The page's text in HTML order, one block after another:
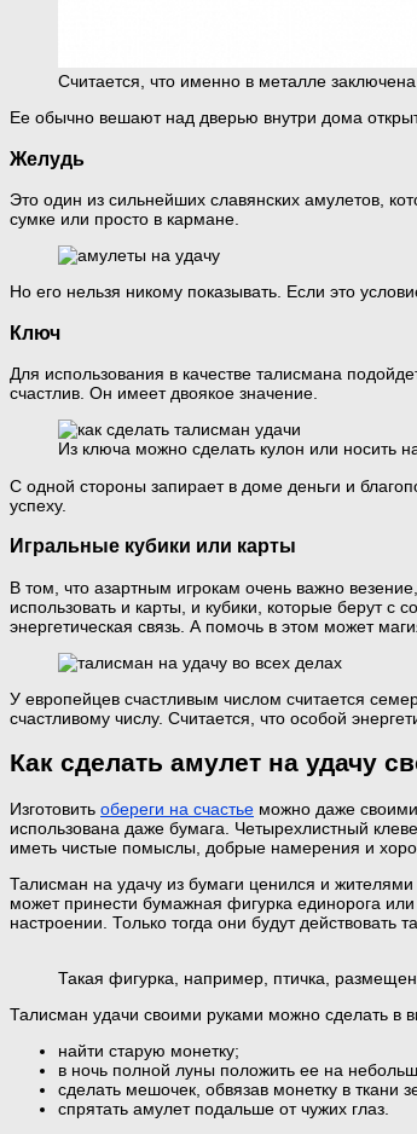
Считается, что именно в металле
Ее обычно вешают над дверью внутри дома
Желудь
Это один из сильнейших славянских амулетов,
сумке или просто в кармане.
Но его нельзя никому показывать. Если это
Ключ
Для использования в качестве талисмана
счастлив. Он имеет двоякое значение.
Из ключа можно сделать кулон или носить
С одной стороны запирает в доме деньги и
успеху.
Игральные кубики или карты
В том, что азартным игрокам очень важно
использовать и карты, и кубики, которые берут
энергетическая связь. А помочь в этом может
У европейцев счастливым числом считается
счастливому числу. Считается, что особой
Как сделать амулет на удачу
Изготовить обереги на счастье можно даже
использована даже бумага. Четырехлистный
иметь чистые помыслы, добрые намерения и
Талисман на удачу из бумаги ценился и
может принести бумажная фигурка единорога
настроении. Только тогда они будут действовать
Такая фигурка, например, птичка,
Талисман удачи своими руками можно сделать в
найти старую монетку;
в ночь полной луны положить ее на
сделать мешочек, обвязав монетку в ткани
спрятать амулет подальше от чужих глаз.